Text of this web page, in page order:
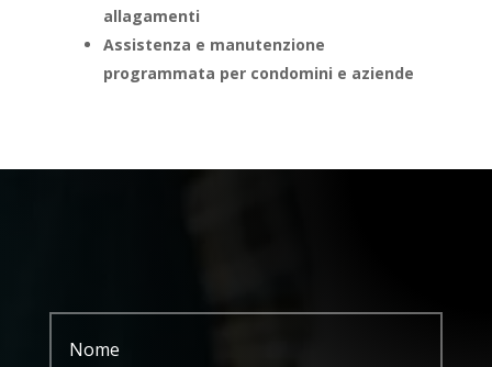
allagamenti
Assistenza e manutenzione
programmata per condomini e aziende